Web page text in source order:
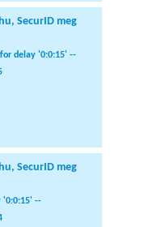
SecurID meg
delay '0:0:15' --
SecurID meg
'0:0:15' --